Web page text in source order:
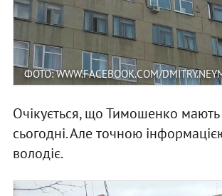
ФОТО: WWW.FACEBOOK.COM/
Очікується, що Тимошенко мають
сьогодні. Але точною
володіє.